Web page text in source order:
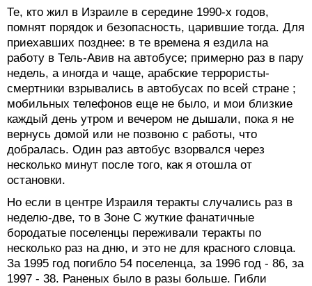
Те, кто жил в Израиле в середине 1990-х годов,
помнят порядок и безопасность, царившие тогда. Для
приехавших позднее: в те времена я ездила на
работу в Тель-Авив на автобусе; примерно раз в пару
недель, а иногда и чаще, арабские террористы-
смертники взрывались в автобусах по всей стране ;
мобильных телефонов еще не было, и мои близкие
каждый день утром и вечером не дышали, пока я не
вернусь домой или не позвоню с работы, что
добралась. Один раз автобус взорвался через
несколько минут после того, как я отошла от
остановки.
Но если в центре Израиля теракты случались раз в
неделю-две, то в Зоне С жуткие фанатичные
бородатые поселенцы переживали теракты по
несколько раз на дню, и это не для красного словца.
За 1995 год погибло 54 поселенца, за 1996 год - 86, за
1997 - 38. Раненых было в разы больше. Гибли